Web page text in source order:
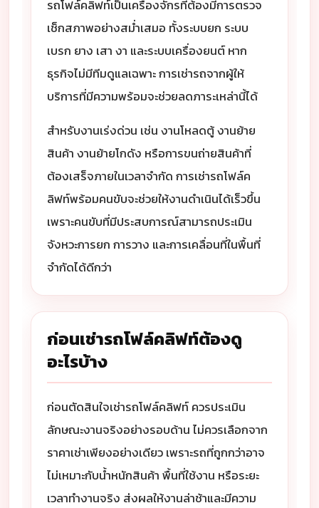
รถโฟล์คลิฟท์เป็นเครื่องจักรที่ต้องมีการตรวจ
เช็กสภาพอย่างสม่ำเสมอ ทั้งระบบยก ระบบ
เบรก ยาง เสา งา และระบบเครื่องยนต์ หาก
ธุรกิจไม่มีทีมดูแลเฉพาะ การเช่ารถจากผู้ให้
บริการที่มีความพร้อมจะช่วยลดภาระเหล่านี้ได้
สำหรับงานเร่งด่วน เช่น งานโหลดตู้ งานย้าย
สินค้า งานย้ายโกดัง หรือการขนถ่ายสินค้าที่
ต้องเสร็จภายในเวลาจำกัด การเช่ารถโฟล์ค
ลิฟท์พร้อมคนขับจะช่วยให้งานดำเนินได้เร็วขึ้น
เพราะคนขับที่มีประสบการณ์สามารถประเมิน
จังหวะการยก การวาง และการเคลื่อนที่ในพื้นที่
จำกัดได้ดีกว่า
ก่อนเช่ารถโฟล์คลิฟท์ต้องดู
อะไรบ้าง
ก่อนตัดสินใจเช่ารถโฟล์คลิฟท์ ควรประเมิน
ลักษณะงานจริงอย่างรอบด้าน ไม่ควรเลือกจาก
ราคาเช่าเพียงอย่างเดียว เพราะรถที่ถูกกว่าอาจ
ไม่เหมาะกับน้ำหนักสินค้า พื้นที่ใช้งาน หรือระยะ
เวลาทำงานจริง ส่งผลให้งานล่าช้าและมีความ